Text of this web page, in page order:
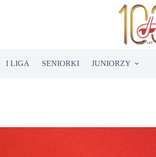
I LIGA SENIORKI JUNIORZY